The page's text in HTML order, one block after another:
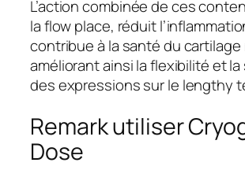
L’action combinée de ces
la flow place, réduit
contribue à la santé du cartilage
améliorant ainsi la flexibilité et
des expressions sur le lengthy
Remark utiliser
Dose